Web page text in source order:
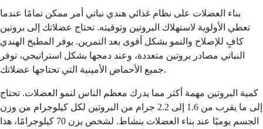
بناء العضلات على نظام غذائي هندي نباتي أمر ممكن تمامًا عندما
تعطي الأولوية لاستهلاك البروتين وتوقيته. تحتاج عضلاتك إلى بروتين
كافٍ للإصلاح والنمو بشكل أقوى بعد التمرين. يوفر المطبخ الهندي
النباتي مصادر بروتين متعددة، وعند دمجها بشكل استراتيجي، توفر
جميع الأحماض الأمينية التي تحتاجها عضلاتك.
كمية البروتين مهمة أكثر مما يدرك معظم الناس لنمو العضلات. تحتاج
إلى ما يقرب من 1.6 إلى 2.2 جرام من البروتين لكل كيلوجرام من وزن
الجسم يوميًا عند بناء العضلات بنشاط. لشخص يزن 70 كيلوجرامًا، هذا